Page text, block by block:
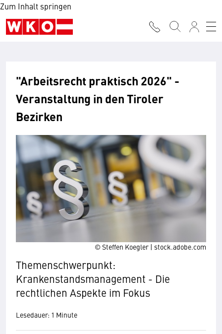
Zum Inhalt springen
© Steffen Koegler | stock.adobe.com
"Arbeitsrecht praktisch 2026" -
Veranstaltung in den Tiroler
Bezirken
Themenschwerpunkt:
Krankenstandsmanagement - Die
rechtlichen Aspekte im Fokus
Lesedauer: 1 Minute